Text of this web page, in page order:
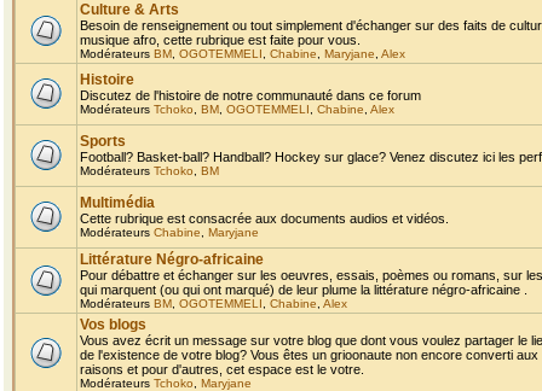
Culture & Arts
Besoin de renseignement ou tout simplement d'échanger sur des faits de
musique afro, cette rubrique est faite pour vous.
Modérateurs BM OGOTEMMELI Chabine Maryjane Alex
Histoire
Discutez de l'histoire de notre communauté dans ce forum
Modérateurs Tchoko BM OGOTEMMELI Chabine Alex
Sports
Football? Basket-ball? Handball? Hockey sur glace? Venez discutez ici les
Modérateurs Tchoko BM
Multimédia
Cette rubrique est consacrée aux documents audios et vidéos.
Modérateurs Chabine Maryjane
Littérature Négro-africaine
Pour débattre et échanger sur les oeuvres, essais, poèmes ou romans, sur
qui marquent (ou qui ont marqué) de leur plume la littérature négro-africaine .
Modérateurs BM OGOTEMMELI Chabine Alex
Vos blogs
Vous avez écrit un message sur votre blog que dont vous voulez partager le
de l'existence de votre blog? Vous êtes un grioonaute non encore converti
raisons et pour d'autres, cet espace est le votre.
Modérateurs Tchoko Maryjane